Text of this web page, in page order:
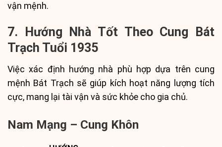
vận mệnh.
7. Hướng Nhà Tốt Theo Cung Bát
Trạch Tuổi 1935
Việc xác định hướng nhà phù hợp dựa trên cung
mệnh Bát Trạch sẽ giúp kích hoạt năng lượng tích
cực, mang lại tài vận và sức khỏe cho gia chủ.
Nam Mạng – Cung Khôn